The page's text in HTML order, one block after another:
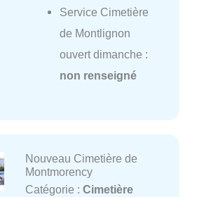
Service Cimetière
de Montlignon
ouvert dimanche :
non renseigné
Nouveau Cimetière de
Montmorency
Catégorie : Cimetière